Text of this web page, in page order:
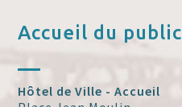
Accueil du public
Hôtel de Ville - Accueil